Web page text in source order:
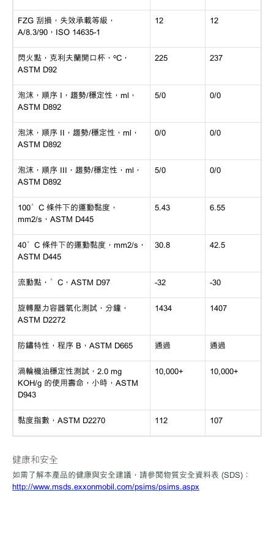
FZG 刮損，失效承載等級，
A/8.3/90，ISO 14635-1
12 12
閃火點，克利夫蘭開口杯， ºC，
ASTM D92
225 237
泡沫，順序 I，趨勢/穩定性，ml，
ASTM D892
5/0 0/0
泡沫，順序 II，趨勢/穩定性，ml，
ASTM D892
0/0 0/0
泡沫，順序 III，趨勢/穩定性，ml，
ASTM D892
5/0 0/0
100°C 條件下的運動黏度，
mm2/s，ASTM D445
5.43 6.55
40°C 條件下的運動黏度，mm2/s，
ASTM D445
30.8 42.5
流動點， °C，ASTM D97 -32 -30
旋轉壓力容器氧化測試，分鐘，
ASTM D2272
1434 1407
防鏽特性，程序 B，ASTM D665 通過 通過
渦輪機油穩定性測試， 2.0 mg
KOH/g 的使用壽命，小時，ASTM
D943
10,000+ 10,000+
黏度指數， ASTM D2270 112 107
健康和安全
如需了解本產品的健康與安全建議，請參閱物質安全資料表 (SDS)：
http://www.msds.exxonmobil.com/psims/psims.aspx